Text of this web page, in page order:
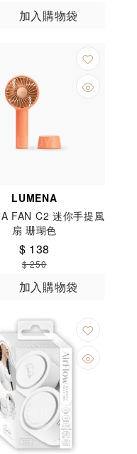
加入購物袋
LUMENA
FAN C2 迷你手提風
扇 珊瑚色
$ 138
$ 250
加入購物袋